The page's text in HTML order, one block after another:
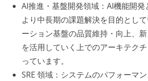
AI推進・基盤開発領域：AI機能開発
より中長期の課題解決を目的とし
ーション基盤の品質維持・向上、
を活用していく上でのアーキテク
っています。
SRE 領域：システムのパフォーマ